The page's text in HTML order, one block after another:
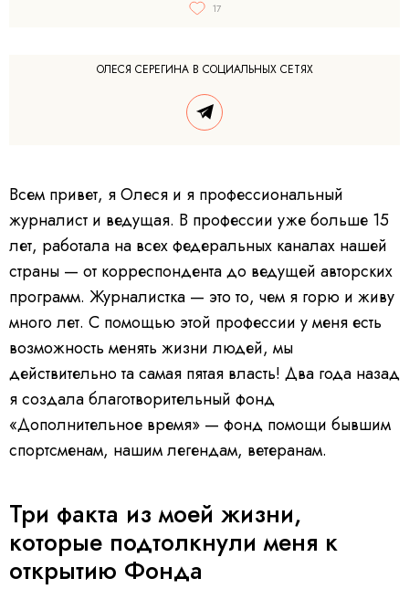
17
ОЛЕСЯ СЕРЕГИНА В СОЦИАЛЬНЫХ СЕТЯХ
Всем привет, я Олеся и я профессиональный
журналист и ведущая. В профессии уже больше 15
лет, работала на всех федеральных каналах нашей
страны — от корреспондента до ведущей авторских
программ. Журналистка — это то, чем я горю и живу
много лет. С помощью этой профессии у меня есть
возможность менять жизни людей, мы
действительно та самая пятая власть! Два года назад
я создала благотворительный фонд
«Дополнительное время» — фонд помощи бывшим
спортсменам, нашим легендам, ветеранам.
Три факта из моей жизни,
которые подтолкнули меня к
открытию Фонда